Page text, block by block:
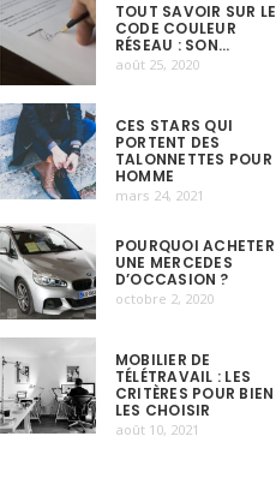
TOUT SAVOIR SUR LE
CODE COULEUR
RÉSEAU : SON…
août 25, 2020
CES STARS QUI
PORTENT DES
TALONNETTES POUR
HOMME
mars 24, 2021
POURQUOI ACHETER
UNE MERCEDES
D’OCCASION ?
octobre 2, 2020
MOBILIER DE
TÉLÉTRAVAIL : LES
CRITÈRES POUR BIEN
LES CHOISIR
août 10, 2021